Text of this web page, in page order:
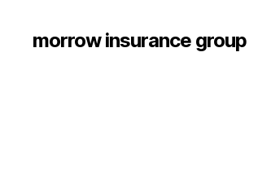
morrow insurance group